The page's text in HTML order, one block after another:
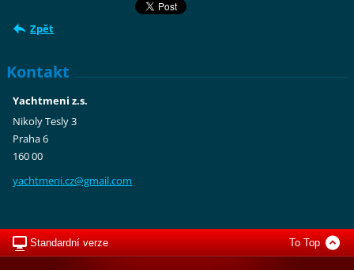
Zpět
Kontakt
Yachtmeni z.s.
Nikoly Tesly 3
Praha 6
160 00
yachtmeni.cz@gmail.com
Standardní verze To Top